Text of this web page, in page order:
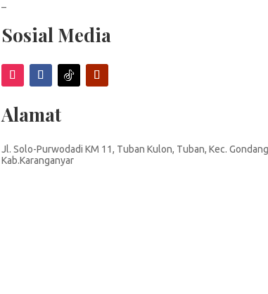
–
Sosial Media
Alamat
Jl. Solo-Purwodadi KM 11, Tuban Kulon, Tuban, Kec.
Kab.Karanganyar